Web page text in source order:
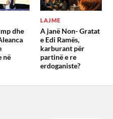
dhe
në
LAJME
A janë Non- Gratat
e Edi Ramës,
karburant për
partinë e re
erdoganiste?